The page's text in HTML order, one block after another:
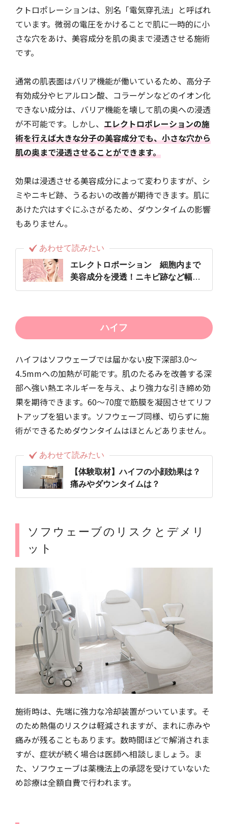
クトロポレーションは、別名「電気穿孔法」と呼ばれ
ています。微弱の電圧をかけることで肌に一時的に小
さな穴をあけ、美容成分を肌の奥まで浸透させる施術
です。
通常の肌表面はバリア機能が働いているため、高分子
有効成分やヒアルロン酸、コラーゲンなどのイオン化
できない成分は、バリア機能を壊して肌の奥への浸透
が不可能です。しかし、 エレクトロポレーションの施
術を行えば大きな分子の美容成分でも、小さな穴から
肌の奥まで浸透させることができます。
効果は浸透させる美容成分によって変わりますが、シ
ミやニキビ跡、うるおいの改善が期待できます。肌に
あけた穴はすぐにふさがるため、ダウンタイムの影響
もありません。
あわせて読みたい
エレクトロポーション 細胞内まで
美容成分を浸透！ニキビ跡など幅広
い悩みに
ハイフ
ハイフはソフウェーブでは届かない皮下深部3.0〜
4.5mmへの加熱が可能です。肌のたるみを改善する深
部へ強い熱エネルギーを与え、より強力な引き締め効
果を期待できます。60～70度で筋膜を凝固させてリフ
トアップを狙います。ソフウェーブ同様、切らずに施
術ができるためダウンタイムはほとんどありません。
あわせて読みたい
【体験取材】ハイフの小顔効果は？
痛みやダウンタイムは？
ソフウェーブのリスクとデメリ
ット
施術時は、先端に強力な冷却装置がついています。そ
のため熱傷のリスクは軽減されますが、まれに赤みや
痛みが残ることもあります。数時間ほどで解消されま
すが、症状が続く場合は医師へ相談しましょう。ま
た、ソフウェーブは薬機法上の承認を受けていないた
め診療は全額自費で行われます。